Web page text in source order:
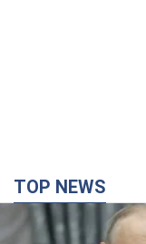
TOP NEWS